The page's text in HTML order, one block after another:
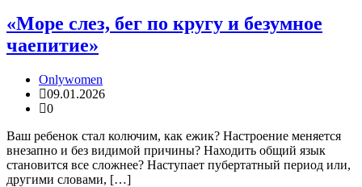
«Море слез, бег по кругу и безумное
чаепитие»
Onlywomen
09.01.2026
0
Ваш ребенок стал колючим, как ежик? Настроение меняется
внезапно и без видимой причины? Находить общий язык
становится все сложнее? Наступает пубертатный период или,
другими словами, […]